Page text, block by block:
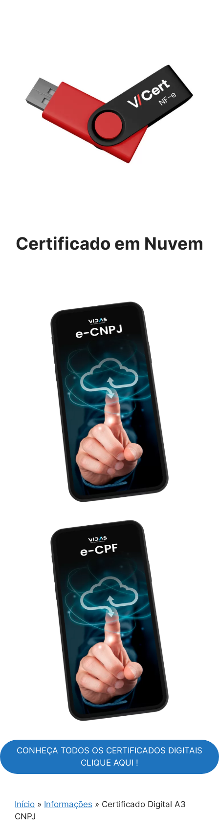
Certificado em Nuvem
CONHEÇA TODOS OS CERTIFICADOS DIGITAIS
CLIQUE AQUI !
Início » Informações » Certificado Digital A3
CNPJ